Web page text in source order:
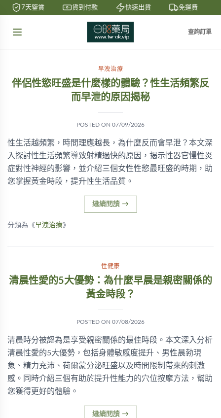
7天鑒賞 貨到付款 快速出貨 免運費
查詢訂單
早洩治療
伴侶性慾旺盛是什麼樣的體驗？性生活頻繁反
而早泄的原因揭秘
POSTED ON 07/09/2026
性生活越頻繁，時間理應越長，為什麼反而會早泄？本文深
入探討性生活頻繁導致射精過快的原因，揭示性器官慢性炎
症對性神經的影響，並介紹三個女性性慾最旺盛的時期，助
您掌握黃金時段，提升性生活品質。
繼續閱讀 →
分類為《早洩治療》
性健康
清晨性愛的5大優勢：為什麼早晨是親密關係的
黃金時段？
POSTED ON 07/08/2026
清晨時分被認為是享受親密關係的最佳時段。本文深入分析
清晨性愛的5大優勢，包括身體敏感度提升、男性晨勃現
象、精力充沛、荷爾蒙分泌旺盛以及時間限制帶來的刺激
感。同時介紹三個有助於提升性能力的穴位按摩方法，幫助
您獲得更好的體驗。
繼續閱讀 →